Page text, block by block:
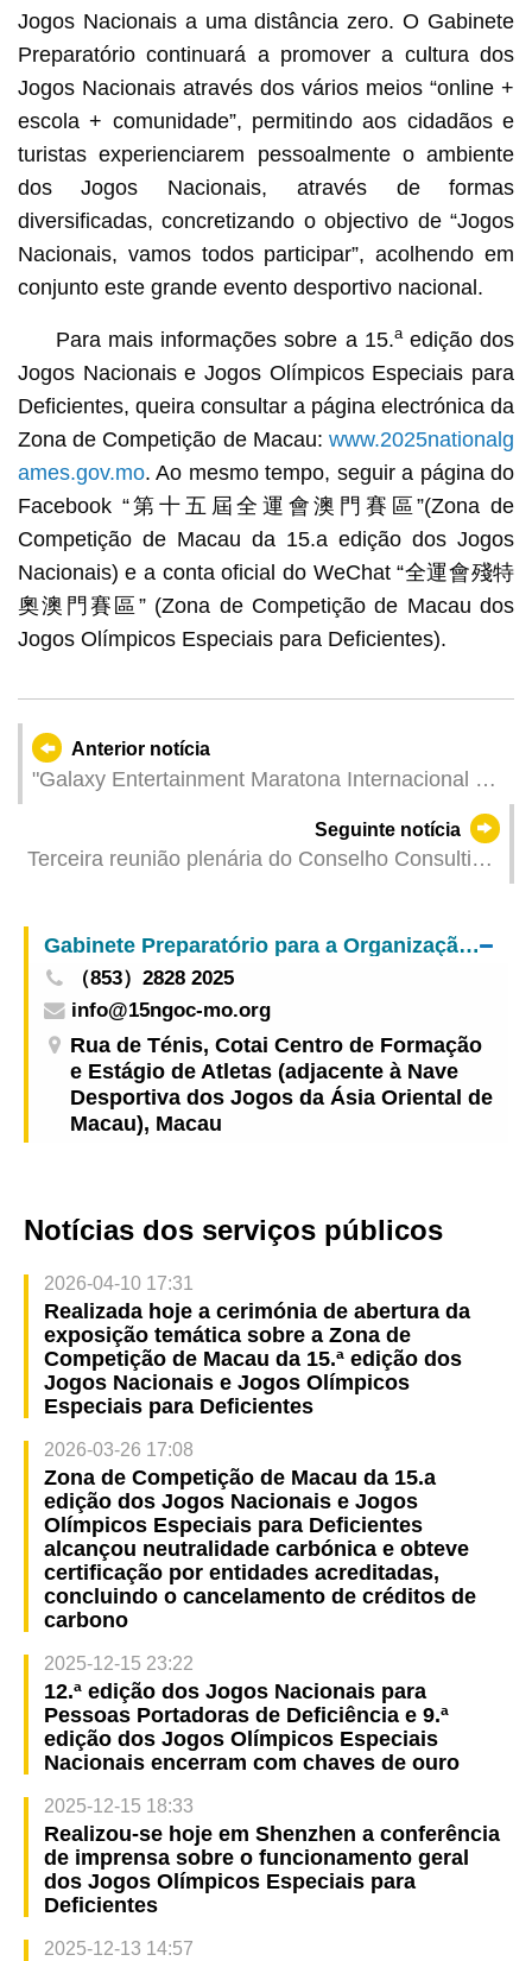
Jogos Nacionais a uma distância zero. O Gabinete
Preparatório continuará a promover a cultura dos
Jogos Nacionais através dos vários meios “online +
escola + comunidade”, permitindo aos cidadãos e
turistas experienciarem pessoalmente o ambiente
dos Jogos Nacionais, através de formas
diversificadas, concretizando o objectivo de “Jogos
Nacionais, vamos todos participar”, acolhendo em
conjunto este grande evento desportivo nacional.
Para mais informações sobre a 15.aedição dos
Jogos Nacionais e Jogos Olímpicos Especiais para
Deficientes, queira consultar a página electrónica da
Zona de Competição de Macau:www.2025nationalg
ames.gov.mo. Ao mesmo tempo, seguir a página do
Facebook “第十五屆全運會澳門賽區”(Zona de
Competição de Macau da 15.a edição dos Jogos
Nacionais) e a conta oficial do WeChat “全運會殘特
奧澳門賽區” (Zona de Competição de Macau dos
Jogos Olímpicos Especiais para Deficientes).
Anterior notícia
"Galaxy Entertainment Maratona Internacional de
Macau 2025" marcada para o dia 7 de Dezembro
Seguinte notícia
Terceira reunião plenária do Conselho Consultivo
Gabinete Preparatório para a Organização da Zona de Competição de Macau da 15.ª edição dos Jogos Nacionais e da 12.ª edição dos Jogos Nacionais para Pessoas Portadoras de Deficiência e 9.ª edição dos Jogos Olímpicos Especiais Nacionais
（853）2828 2025
info@15ngoc-mo.org
Rua de Ténis, Cotai Centro de Formação
e Estágio de Atletas (adjacente à Nave
Desportiva dos Jogos da Ásia Oriental de
Macau), Macau
Notícias dos serviços públicos
2026-04-10 17:31
Realizada hoje a cerimónia de abertura da
exposição temática sobre a Zona de
Competição de Macau da 15.ª edição dos
Jogos Nacionais e Jogos Olímpicos
Especiais para Deficientes
2026-03-26 17:08
Zona de Competição de Macau da 15.a
edição dos Jogos Nacionais e Jogos
Olímpicos Especiais para Deficientes
alcançou neutralidade carbónica e obteve
certificação por entidades acreditadas,
concluindo o cancelamento de créditos de
carbono
2025-12-15 23:22
12.ª edição dos Jogos Nacionais para
Pessoas Portadoras de Deficiência e 9.ª
edição dos Jogos Olímpicos Especiais
Nacionais encerram com chaves de ouro
2025-12-15 18:33
Realizou-se hoje em Shenzhen a conferência
de imprensa sobre o funcionamento geral
dos Jogos Olímpicos Especiais para
Deficientes
2025-12-13 14:57